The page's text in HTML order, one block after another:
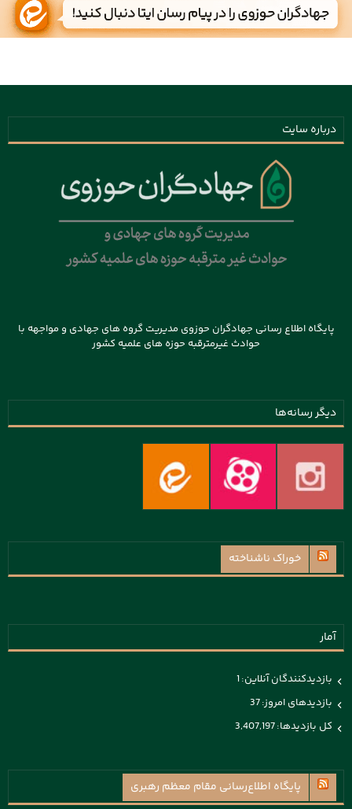
درباره سایت
پایگاه اطلاع رسانی جهادگران حوزوی مدیریت گروه های جهادی و مواجهه با
حوادث غیرمترقبه حوزه های علمیه کشور
دیگر رسانه‌ها
خوراک ناشناخته
آمار
بازدیدکنندگان آنلاین:1
بازدیدهای امروز:37
کل بازدیدها:3,407,197
پايگاه اطلاع‌رسانی مقام معظم رهبری